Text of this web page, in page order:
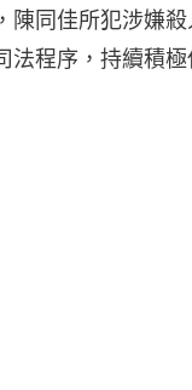
同佳所犯涉嫌
法程序，持續積